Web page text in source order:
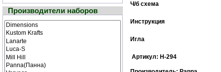
Производители наборов
Ч/б cхема
Инструкция
Игла
Артикул: Н-294